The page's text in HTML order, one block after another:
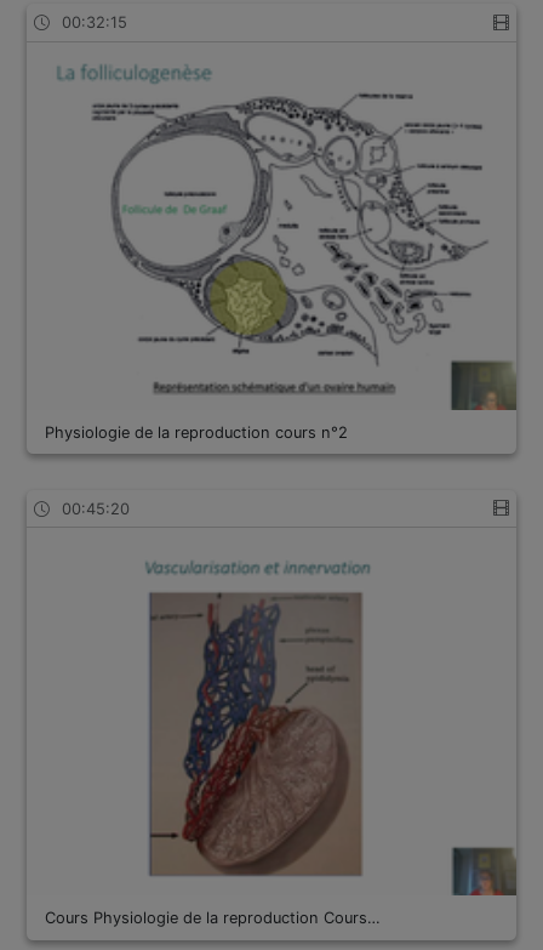
00:32:15
Physiologie de la reproduction cours n°2
00:45:20
Cours Physiologie de la reproduction Cours…